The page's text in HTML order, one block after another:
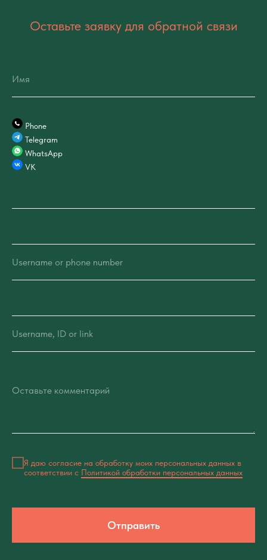
Оставьте заявку для обратной связи
Имя
Phone
Telegram
WhatsApp
VK
Username or phone number
Username, ID or link
Оставьте комментарий
Я даю согласие на обработку моих персональных данных в
соответствии с Политикой обработки персональных данных
Отправить